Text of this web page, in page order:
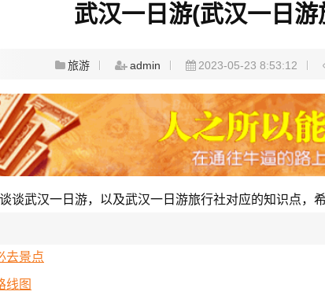
武汉一日游(武汉一日游
旅游 admin 2023-05-23 8:53:12
谈武汉一日游，以及武汉一日游旅行社对应的知识点，
去景点
线图